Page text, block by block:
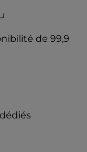
de 99,9